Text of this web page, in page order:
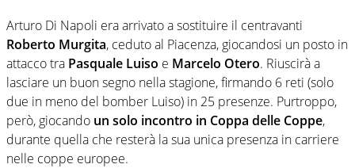
Arturo Di Napoli era arrivato a sostituire il centravanti
Roberto Murgita, ceduto al Piacenza, giocandosi un posto in
attacco tra Pasquale Luiso e Marcelo Otero. Riuscirà a
lasciare un buon segno nella stagione, firmando 6 reti (solo
due in meno del bomber Luiso) in 25 presenze. Purtroppo,
però, giocando un solo incontro in Coppa delle Coppe,
durante quella che resterà la sua unica presenza in carriere
nelle coppe europee.